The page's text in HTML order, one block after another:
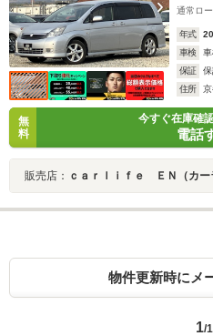
通常ロ
年式
車検
保証
住所
無
料
今すぐ在庫確
電話
販売店： ｃａｒｌｉｆｅ ＥＮ（カー
物件更新時にメ
1/1